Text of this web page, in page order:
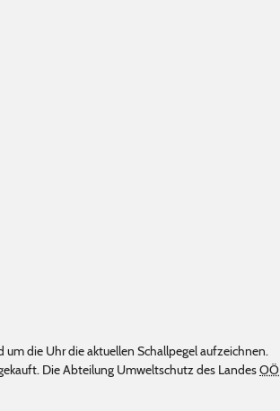
die Uhr die aktuellen Schallpegel aufzeichnen.
Die Abteilung Umweltschutz des LandesOÖ